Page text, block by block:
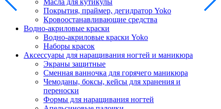
Масла для кутикулы
Покрытия, праймер, дегидратор Yoko
Кровоостанавливающие средства
Водно-акриловые краски
Водно-акриловые краски Yoko
Наборы красок
Аксессуары для наращивания ногтей и маникюра
Экраны защитные
Сменная ванночка для горячего маникюра
Чемоданы, боксы, кейсы для хранения и
переноски
Формы для наращивания ногтей